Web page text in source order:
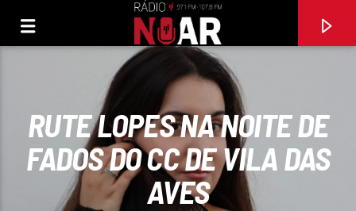
RUTE LOPES NA NOITE DE
FADOS DO CC DE VILA DAS
AVES